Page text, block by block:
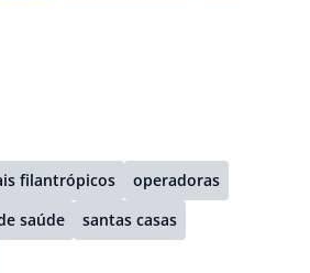
filantrópicos
operadoras
saúde
santas casas